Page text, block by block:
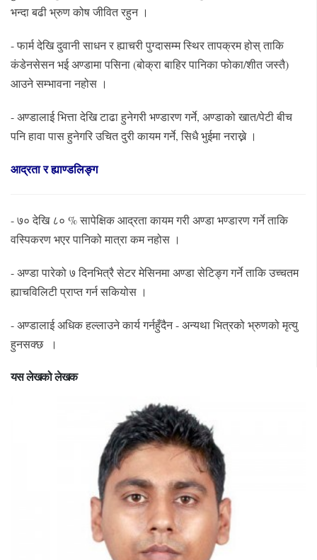
भन्दा बढी भ्रुण कोष जीवित रहुन ।
- फार्म देखि दुवानी साधन र ह्याचरी पुग्दासम्म स्थिर तापक्रम होस् ताकि
कंडेनसेसन भई अण्डामा पसिना (बोक्रा बाहिर पानिका फोका/शीत जस्तै)
आउने सम्भावना नहोस ।
- अण्डालाई भित्ता देखि टाढा हुनेगरी भण्डारण गर्ने, अण्डाको खात/पेटी बीच
पनि हावा पास हुनेगरि उचित दुरी कायम गर्ने, सिधै भुईमा नराख्ने ।
आद्रतारह्याण्डलिङ्ग
- ७० देखि ८० % सापेक्षिक आद्रता कायम गरी अण्डा भण्डारण गर्ने ताकि
वस्पिकरण भएर पानिको मात्रा कम नहोस ।
- अण्डा पारेको ७ दिनभित्रै सेटर मेसिनमा अण्डा सेटिङ्ग गर्ने ताकि उच्चतम
ह्याचविलिटी प्राप्त गर्न सकियोस ।
- अण्डालाई अधिक हल्लाउने कार्य गर्नहुँदैन - अन्यथा भित्रको भ्रुणको मृत्यु
हुनसक्छ ।
यस लेखको लेखक